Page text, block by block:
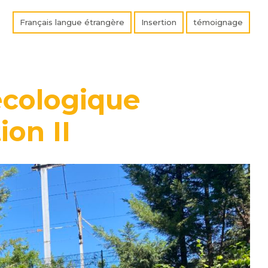
Français langue étrangère Insertion témoignage
II